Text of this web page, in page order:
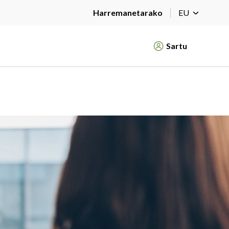
Harremanetarako EU
Sartu